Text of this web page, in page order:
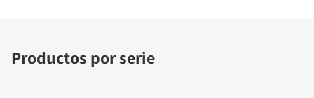
Productos por serie